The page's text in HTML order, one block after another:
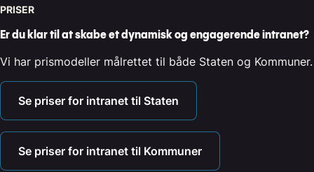
PRISER
Er du klar til at skabe et dynamisk og engagerende intranet?
Vi har prismodeller målrettet til både Staten og Kommuner.
Se priser for intranet til Staten
Se priser for intranet til Kommuner